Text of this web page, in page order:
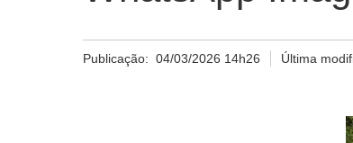
Publicação: 04/03/2026 14h26 Última